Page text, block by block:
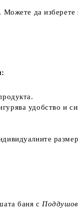
Можете да
удобство и
баня с